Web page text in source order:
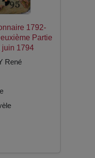
1792-
Partie
juin 1794
René